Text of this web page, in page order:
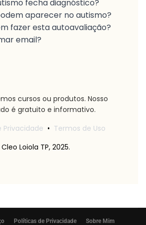
fecha diagnóstico?
aparecer no autismo?
fazer esta autoavaliação?
email?
cursos ou produtos. Nosso
é gratuito e informativo.
Privacidade • Termos de Uso
Cleo Loiola TP, 2025.
Políticas de Privacidade
Sobre Mim